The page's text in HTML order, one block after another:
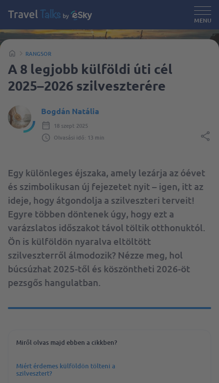
MENU
RANGSOR
A 8 legjobb külföldi úti cél
2025–2026 szilveszterére
Bogdán Natália
18 szept 2025
Olvasási idő: 13 min
Egy különleges éjszaka, amely lezárja az óévet
és szimbolikusan új fejezetet nyit – igen, itt az
ideje, hogy átgondolja a szilveszteri terveit!
Egyre többen döntenek úgy, hogy ezt a
varázslatos időszakot távol töltik otthonuktól.
Ön is külföldön nyaralva eltöltött
szilveszterről álmodozik? Nézze meg, hol
búcsúzhat 2025-től és köszöntheti 2026-öt
pezsgős hangulatban.
Miről olvas majd ebben a cikkben?
Miért érdemes külföldön tölteni a
szilvesztert?